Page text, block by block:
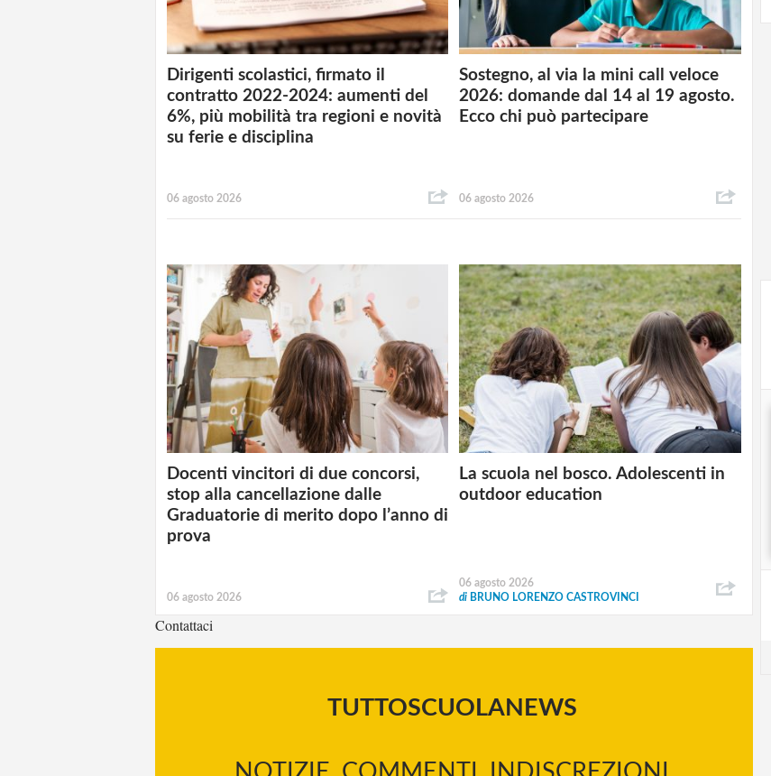
Dirigenti scolastici, firmato il
contratto 2022-2024: aumenti del
6%, più mobilità tra regioni e novità
su ferie e disciplina
06 agosto 2026
Sostegno, al via la mini call veloce
2026: domande dal 14 al 19 agosto.
Ecco chi può partecipare
06 agosto 2026
Docenti vincitori di due concorsi,
stop alla cancellazione dalle
Graduatorie di merito dopo l’anno di
prova
06 agosto 2026
La scuola nel bosco. Adolescenti in
outdoor education
06 agosto 2026
di BRUNO LORENZO CASTROVINCI
Contattaci
TUTTOSCUOLANEWS